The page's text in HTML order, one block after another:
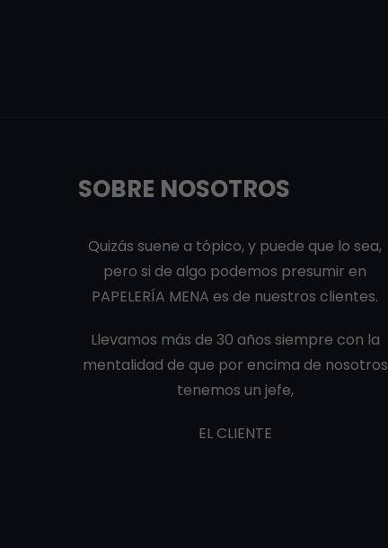
SOBRE NOSOTROS
Quizás suene a tópico, y puede que lo sea,
pero si de algo podemos presumir en
PAPELERÍA MENA es de nuestros clientes.
Llevamos más de 30 años siempre con la
mentalidad de que por encima de nosotros
tenemos un jefe,
EL CLIENTE